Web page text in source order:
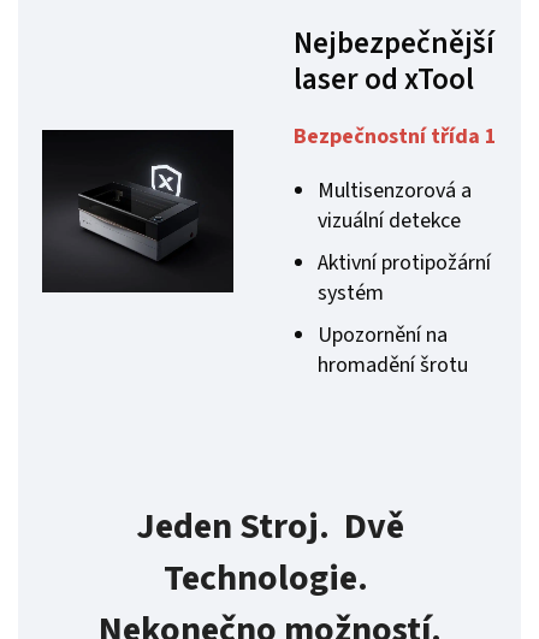
Nejbezpečnější
laser od xTool
Bezpečnostní třída 1
Multisenzorová a
vizuální detekce
Aktivní protipožární
systém
Upozornění na
hromadění šrotu
Jeden Stroj. Dvě
Technologie.